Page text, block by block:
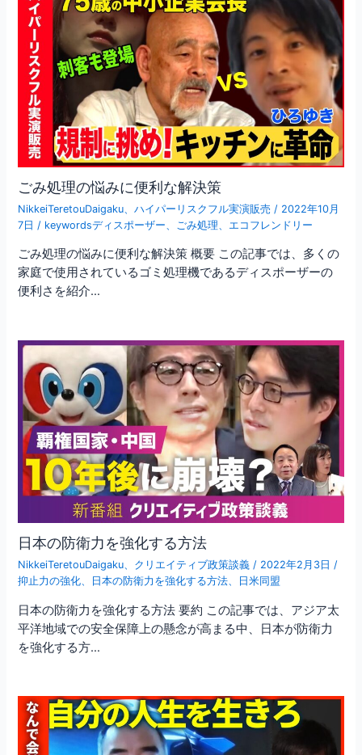
ごみ処理の悩みに便利な解決策
NikkeiTeretouDaigaku 、ハイパーリスクフル実演販売 / 2022年10月
7日 / keywordsディスポーザー ごみ処理 エコフレンドリー
ごみ処理の悩みに便利な解決策 概要 この記事では、多くの
家庭で使用されているゴミ処理機であるディスポーザーの
便利さを紹介…
日本の防衛力を強化する方法
NikkeiTeretouDaigaku、 クリエイティブ政策談義 / 2022年2月3日 /
抑止力の強化、 日本の防衛力を強化する方法、 日米同盟
日本の防衛力を強化する方法 要約 この記事では、アジア太
平洋地域での安全保障上の懸念が高まる中、日本が防衛力
を強化する方…